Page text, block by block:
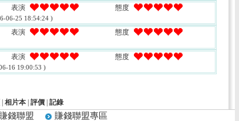
表演 態度
06-25 18:54:24 )
表演 態度
表演 態度
16 19:00:53 )
相片本 評價 記錄
錢聯盟 賺錢聯盟專區